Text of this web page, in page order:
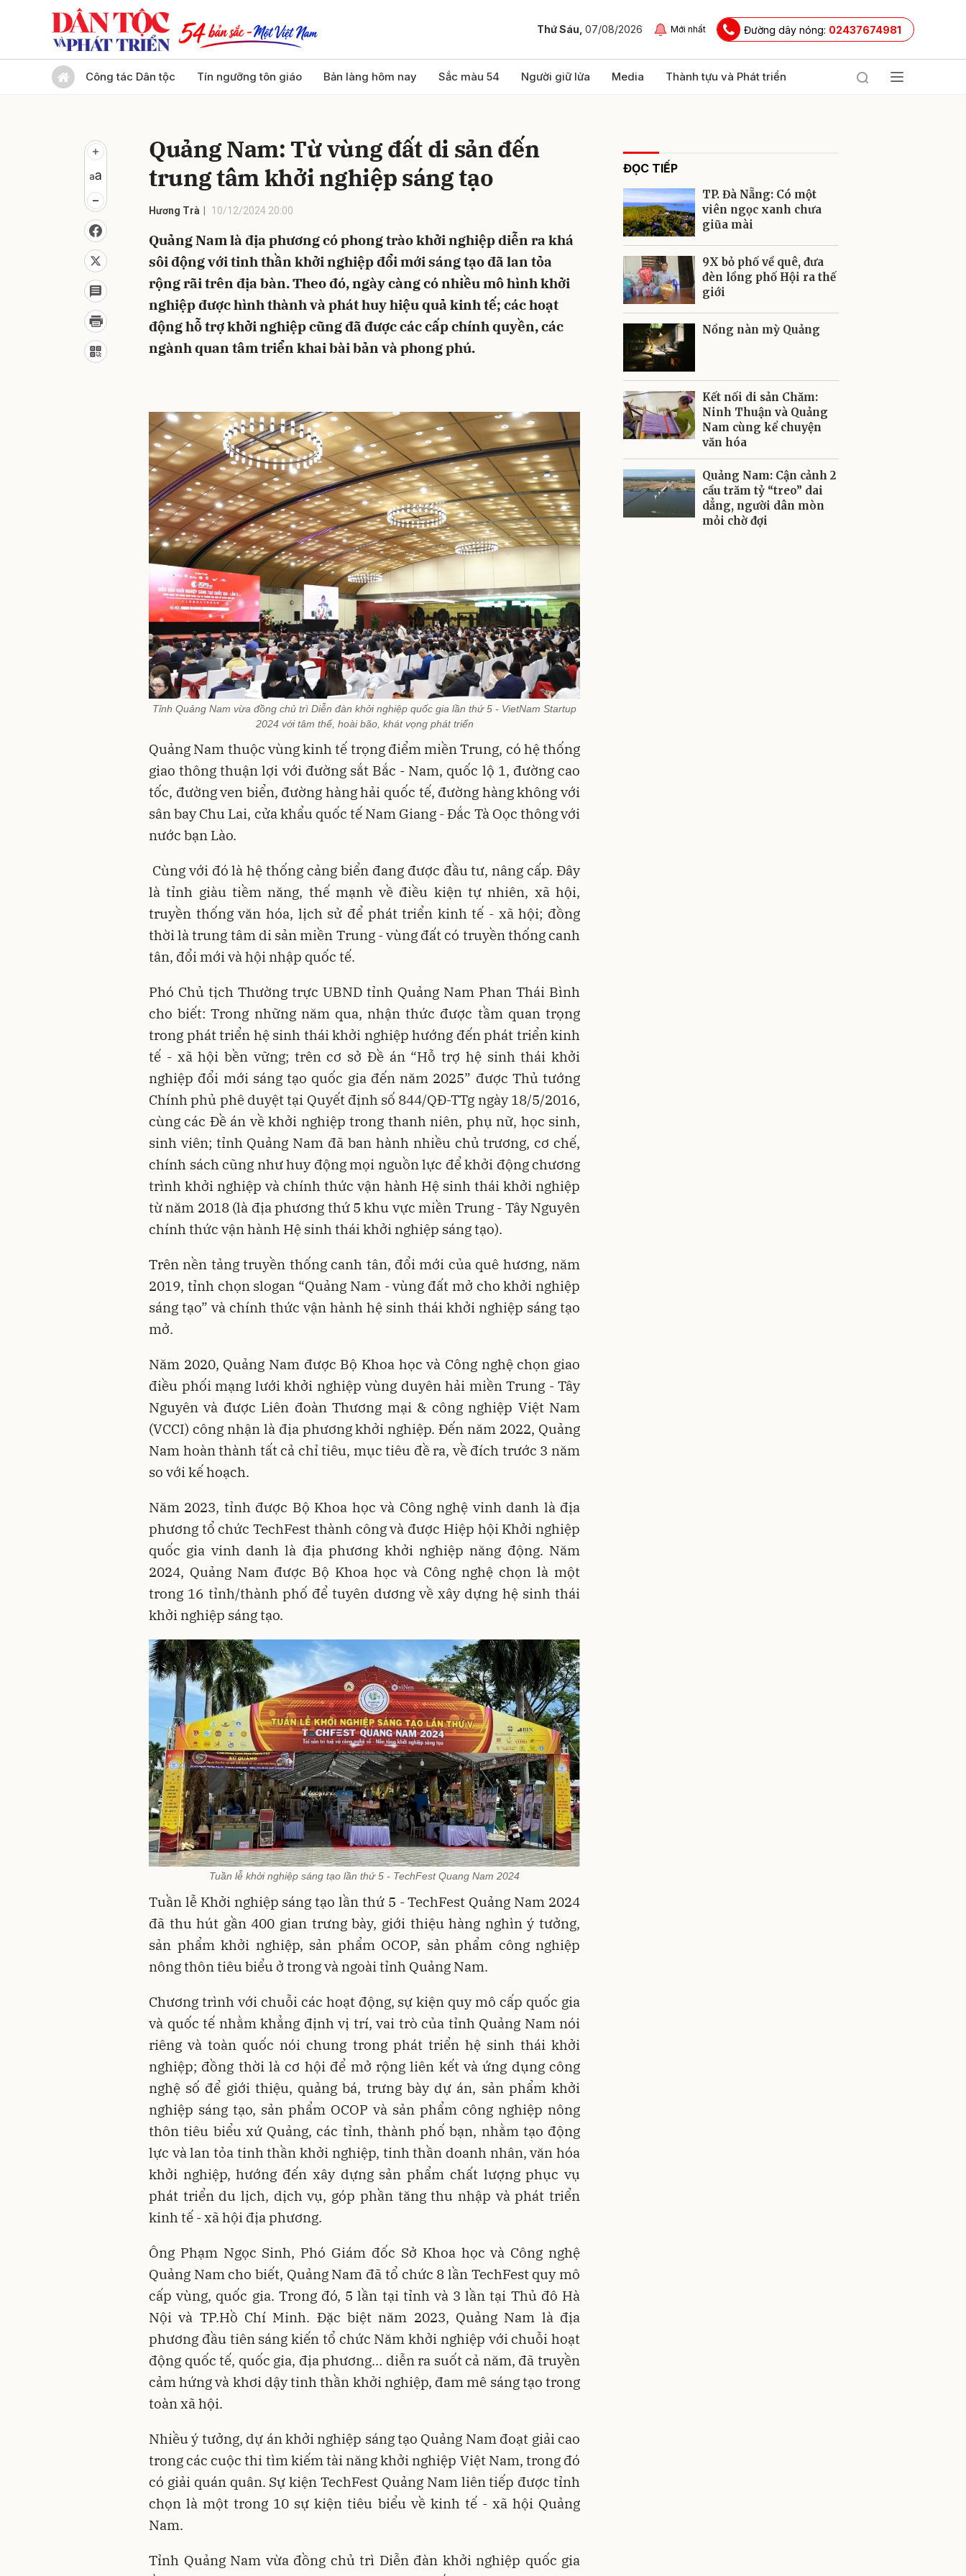
Thứ Sáu, 07/08/2026 Mới nhất Đường dây nóng: 02437674981
Công tác Dân tộc Tín ngưỡng tôn giáo Bản làng hôm nay Sắc màu 54 Người giữ lửa Media Thành tựu và Phát triển
Quảng Nam: Từ vùng đất di sản đến
trung tâm khởi nghiệp sáng tạo
Hương Trà 10/12/2024 20:00
Quảng Nam là địa phương có phong trào khởi nghiệp diễn ra khá
sôi động với tinh thần khởi nghiệp đổi mới sáng tạo đã lan tỏa
rộng rãi trên địa bàn. Theo đó, ngày càng có nhiều mô hình khởi
nghiệp được hình thành và phát huy hiệu quả kinh tế; các hoạt
động hỗ trợ khởi nghiệp cũng đã được các cấp chính quyền, các
ngành quan tâm triển khai bài bản và phong phú.
Tỉnh Quảng Nam vừa đồng chủ trì Diễn đàn khởi nghiệp quốc gia lần thứ 5 - VietNam Startup
2024 với tâm thế, hoài bão, khát vọng phát triển
Quảng Nam thuộc vùng kinh tế trọng điểm miền Trung, có hệ thống
giao thông thuận lợi với đường sắt Bắc - Nam, quốc lộ 1, đường cao
tốc, đường ven biển, đường hàng hải quốc tế, đường hàng không với
sân bay Chu Lai, cửa khẩu quốc tế Nam Giang - Đắc Tà Oọc thông với
nước bạn Lào.
Cùng với đó là hệ thống cảng biển đang được đầu tư, nâng cấp. Đây
là tỉnh giàu tiềm năng, thế mạnh về điều kiện tự nhiên, xã hội,
truyền thống văn hóa, lịch sử để phát triển kinh tế - xã hội; đồng
thời là trung tâm di sản miền Trung - vùng đất có truyền thống canh
tân, đổi mới và hội nhập quốc tế.
Phó Chủ tịch Thường trực UBND tỉnh Quảng Nam Phan Thái Bình
cho biết: Trong những năm qua, nhận thức được tầm quan trọng
trong phát triển hệ sinh thái khởi nghiệp hướng đến phát triển kinh
tế - xã hội bền vững; trên cơ sở Đề án “Hỗ trợ hệ sinh thái khởi
nghiệp đổi mới sáng tạo quốc gia đến năm 2025” được Thủ tướng
Chính phủ phê duyệt tại Quyết định số 844/QĐ-TTg ngày 18/5/2016,
cùng các Đề án về khởi nghiệp trong thanh niên, phụ nữ, học sinh,
sinh viên; tỉnh Quảng Nam đã ban hành nhiều chủ trương, cơ chế,
chính sách cũng như huy động mọi nguồn lực để khởi động chương
trình khởi nghiệp và chính thức vận hành Hệ sinh thái khởi nghiệp
từ năm 2018 (là địa phương thứ 5 khu vực miền Trung - Tây Nguyên
chính thức vận hành Hệ sinh thái khởi nghiệp sáng tạo).
Trên nền tảng truyền thống canh tân, đổi mới của quê hương, năm
2019, tỉnh chọn slogan “Quảng Nam - vùng đất mở cho khởi nghiệp
sáng tạo” và chính thức vận hành hệ sinh thái khởi nghiệp sáng tạo
mở.
Năm 2020, Quảng Nam được Bộ Khoa học và Công nghệ chọn giao
điều phối mạng lưới khởi nghiệp vùng duyên hải miền Trung - Tây
Nguyên và được Liên đoàn Thương mại & công nghiệp Việt Nam
(VCCI) công nhận là địa phương khởi nghiệp. Đến năm 2022, Quảng
Nam hoàn thành tất cả chỉ tiêu, mục tiêu đề ra, về đích trước 3 năm
so với kế hoạch.
Năm 2023, tỉnh được Bộ Khoa học và Công nghệ vinh danh là địa
phương tổ chức TechFest thành công và được Hiệp hội Khởi nghiệp
quốc gia vinh danh là địa phương khởi nghiệp năng động. Năm
2024, Quảng Nam được Bộ Khoa học và Công nghệ chọn là một
trong 16 tỉnh/thành phố để tuyên dương về xây dựng hệ sinh thái
khởi nghiệp sáng tạo.
Tuần lễ khởi nghiệp sáng tạo lần thứ 5 - TechFest Quang Nam 2024
Tuần lễ Khởi nghiệp sáng tạo lần thứ 5 - TechFest Quảng Nam 2024
đã thu hút gần 400 gian trưng bày, giới thiệu hàng nghìn ý tưởng,
sản phẩm khởi nghiệp, sản phẩm OCOP, sản phẩm công nghiệp
nông thôn tiêu biểu ở trong và ngoài tỉnh Quảng Nam.
Chương trình với chuỗi các hoạt động, sự kiện quy mô cấp quốc gia
và quốc tế nhằm khẳng định vị trí, vai trò của tỉnh Quảng Nam nói
riêng và toàn quốc nói chung trong phát triển hệ sinh thái khởi
nghiệp; đồng thời là cơ hội để mở rộng liên kết và ứng dụng công
nghệ số để giới thiệu, quảng bá, trưng bày dự án, sản phẩm khởi
nghiệp sáng tạo, sản phẩm OCOP và sản phẩm công nghiệp nông
thôn tiêu biểu xứ Quảng, các tỉnh, thành phố bạn, nhằm tạo động
lực và lan tỏa tinh thần khởi nghiệp, tinh thần doanh nhân, văn hóa
khởi nghiệp, hướng đến xây dựng sản phẩm chất lượng phục vụ
phát triển du lịch, dịch vụ, góp phần tăng thu nhập và phát triển
kinh tế - xã hội địa phương.
Ông Phạm Ngọc Sinh, Phó Giám đốc Sở Khoa học và Công nghệ
Quảng Nam cho biết, Quảng Nam đã tổ chức 8 lần TechFest quy mô
cấp vùng, quốc gia. Trong đó, 5 lần tại tỉnh và 3 lần tại Thủ đô Hà
Nội và TP.Hồ Chí Minh. Đặc biệt năm 2023, Quảng Nam là địa
phương đầu tiên sáng kiến tổ chức Năm khởi nghiệp với chuỗi hoạt
động quốc tế, quốc gia, địa phương… diễn ra suốt cả năm, đã truyền
cảm hứng và khơi dậy tinh thần khởi nghiệp, đam mê sáng tạo trong
toàn xã hội.
Nhiều ý tưởng, dự án khởi nghiệp sáng tạo Quảng Nam đoạt giải cao
trong các cuộc thi tìm kiếm tài năng khởi nghiệp Việt Nam, trong đó
có giải quán quân. Sự kiện TechFest Quảng Nam liên tiếp được tỉnh
chọn là một trong 10 sự kiện tiêu biểu về kinh tế - xã hội Quảng
Nam.
Tỉnh Quảng Nam vừa đồng chủ trì Diễn đàn khởi nghiệp quốc gia
ĐỌC TIẾP
TP. Đà Nẵng: Có một
viên ngọc xanh chưa
giũa mài
9X bỏ phố về quê, đưa
đèn lồng phố Hội ra thế
giới
Nồng nàn mỳ Quảng
Kết nối di sản Chăm:
Ninh Thuận và Quảng
Nam cùng kể chuyện
văn hóa
Quảng Nam: Cận cảnh 2
cầu trăm tỷ “treo” dai
dẳng, người dân mòn
mỏi chờ đợi
Gửi bình luận
Hủy Gửi